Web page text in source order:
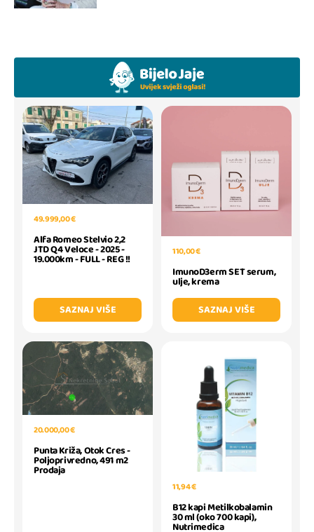
49.999,00 €
Alfa Romeo Stelvio 2,2
JTD Q4 Veloce - 2025 -
19.000km - FULL - REG !!
SAZNAJ VIŠE
110,00 €
ImunoD3erm SET serum,
ulje, krema
SAZNAJ VIŠE
20.000,00 €
Punta Križa, Otok Cres -
Poljoprivredno, 491 m2
Prodaja
11,94 €
B12 kapi Metilkobalamin
30 ml (oko 700 kapi),
Nutrimedica